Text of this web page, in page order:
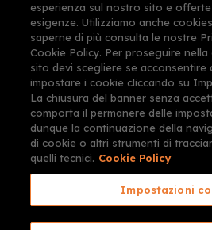
esperienza sul nostro sito e
esigenze. Utilizziamo anche
saperne di più consulta le nostre
Cookie Policy. Per proseguire
sito devi scegliere se acconsentire
impostare i cookie cliccando su
La chiusura del banner senza
comporta il permanere delle
dunque la continuazione della
di cookie o altri strumenti di
quelli tecnici. Cookie Policy
Impostazioni